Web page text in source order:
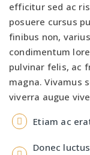
efficitur sed ac
posuere cursus
finibus non,
condimentum
pulvinar felis, ac
magna. Vivamus
viverra augue
Etiam ac
Donec